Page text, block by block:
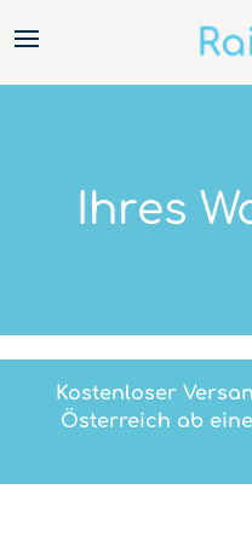
Ihres
Kostenloser
Österreich ab